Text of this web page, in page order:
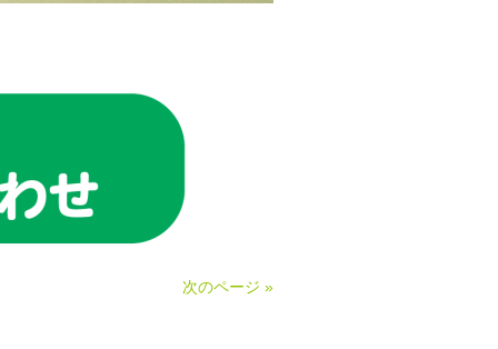
次のページ »